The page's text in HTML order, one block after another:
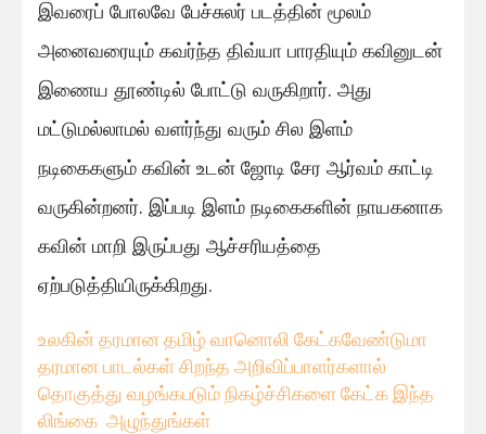
இவரைப் போலவே பேச்சுலர் படத்தின் மூலம்
அனைவரையும் கவர்ந்த திவ்யா பாரதியும் கவினுடன்
இணைய தூண்டில் போட்டு வருகிறார். அது
மட்டுமல்லாமல் வளர்ந்து வரும் சில இளம்
நடிகைகளும் கவின் உடன் ஜோடி சேர ஆர்வம் காட்டி
வருகின்றனர். இப்படி இளம் நடிகைகளின் நாயகனாக
கவின் மாறி இருப்பது ஆச்சரியத்தை
ஏற்படுத்தியிருக்கிறது.
உலகின் தரமான தமிழ் வானொலி கேட்கவேண்டுமா
தரமான பாடல்கள் சிறந்த அறிவிப்பாளர்களால்
தொகுத்து வழங்கபடும் நிகழ்ச்சிகளை கேட்க இந்த
லிங்கை அழுந்துங்கள்